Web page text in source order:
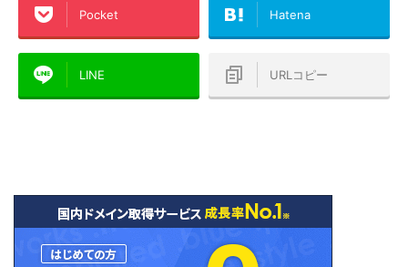
Pocket Hatena
LINE URLコピー